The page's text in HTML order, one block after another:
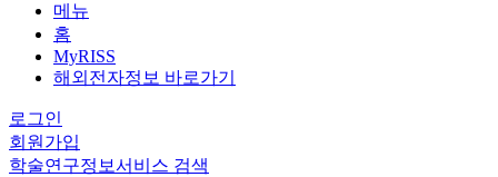
메뉴
홈
MyRISS
해외전자정보 바로가기
로그인
회원가입
학술연구정보서비스 검색